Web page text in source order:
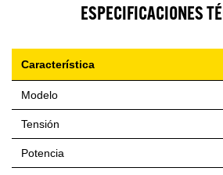
ESPECIFICACIONES
Característica
Modelo
Tensión
Potencia